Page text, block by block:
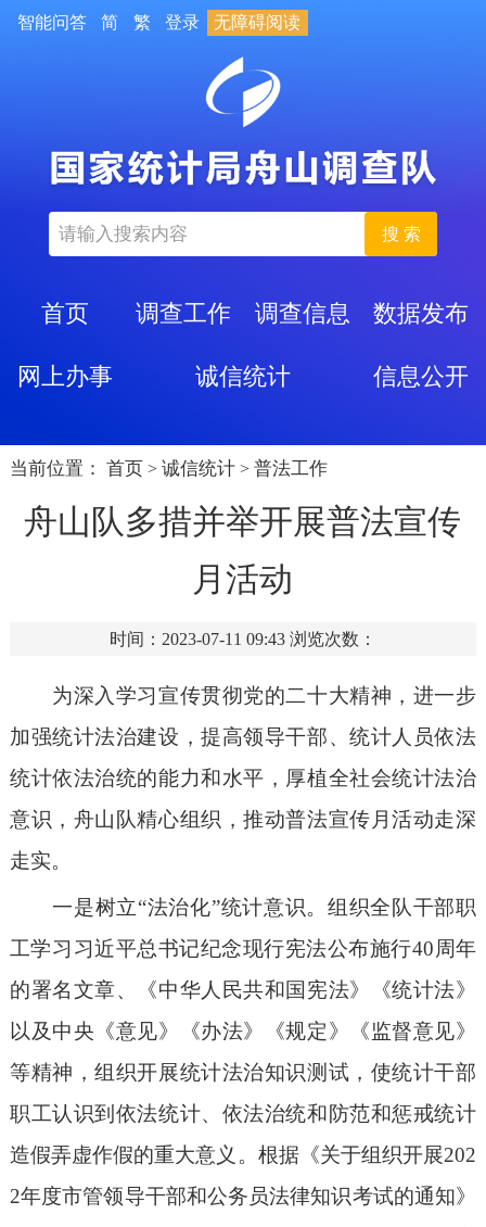
智能问答 简 繁 登录 无障碍阅读
搜 索
首页 调查工作 调查信息 数据发布
网上办事 诚信统计 信息公开
当前位置： 首页 > 诚信统计 > 普法工作
舟山队多措并举开展普法宣传
月活动
时间：2023-07-11 09:43 浏览次数：
为深入学习宣传贯彻党的二十大精神，进一步
加强统计法治建设，提高领导干部、统计人员依法
统计依法治统的能力和水平，厚植全社会统计法治
意识，舟山队精心组织，推动普法宣传月活动走深
走实。
一是树立“法治化”统计意识。组织全队干部职
工学习习近平总书记纪念现行宪法公布施行40周年
的署名文章、《中华人民共和国宪法》《统计法》
以及中央《意见》《办法》《规定》《监督意见》
等精神，组织开展统计法治知识测试，使统计干部
职工认识到依法统计、依法治统和防范和惩戒统计
造假弄虚作假的重大意义。根据《关于组织开展202
2年度市管领导干部和公务员法律知识考试的通知》